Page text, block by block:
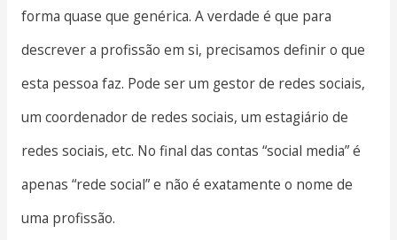
forma quase que genérica. A verdade é que para
descrever a profissão em si, precisamos definir o que
esta pessoa faz. Pode ser um gestor de redes sociais,
um coordenador de redes sociais, um estagiário de
redes sociais, etc. No final das contas “social media” é
apenas “rede social” e não é exatamente o nome de
uma profissão.